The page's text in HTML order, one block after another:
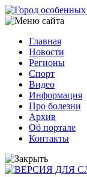
Перейти
к
содержанию
Основная
навигация
Главная
Новости
Регионы
Спорт
Видео
Информация
Про болезни
Архив
Об портале
Контакты